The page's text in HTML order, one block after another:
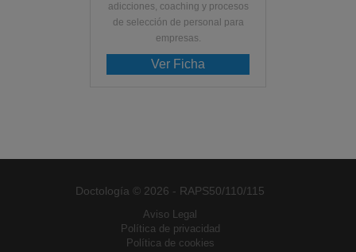
adicciones, coaching y procesos
de selección de personal para
empresas.
Ver Ficha
Doctología © 2026 - RAPS50/110/115
Aviso Legal
Política de privacidad
Política de cookies